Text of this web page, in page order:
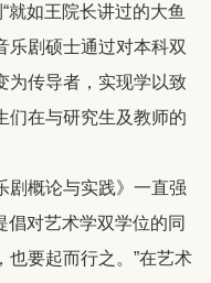
就如王院长讲过的大鱼
乐剧硕士通过对本科双
为传导者，实现学以致
们在与研究生及教师的
剧概论与实践》一直强
倡对艺术学双学位的同
也要起而行之。”在艺术